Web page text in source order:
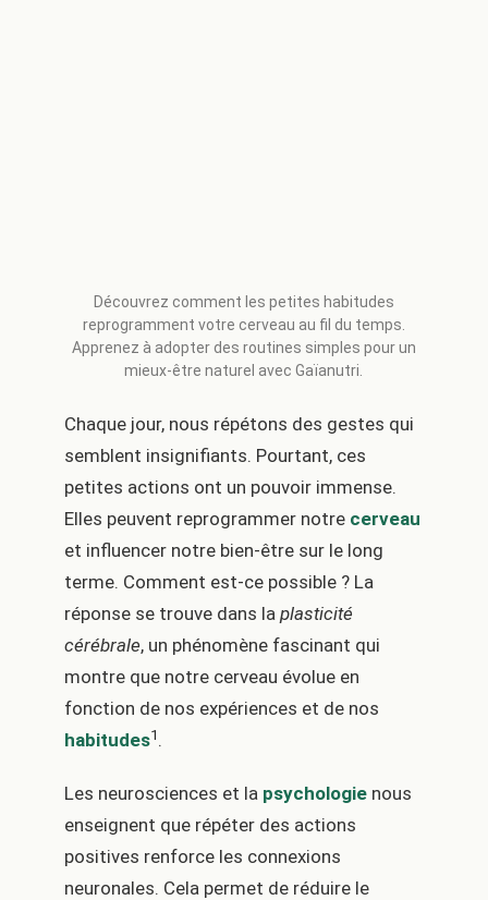
Découvrez comment les petites habitudes
reprogramment votre cerveau au fil du temps.
Apprenez à adopter des routines simples pour un
mieux-être naturel avec Gaïanutri.
Chaque jour, nous répétons des gestes qui
semblent insignifiants. Pourtant, ces
petites actions ont un pouvoir immense.
Elles peuvent reprogrammer notre cerveau
et influencer notre bien-être sur le long
terme. Comment est-ce possible ? La
réponse se trouve dans laplasticité
cérébrale, un phénomène fascinant qui
montre que notre cerveau évolue en
fonction de nos expériences et de nos
habitudes1 .
Les neurosciences et la psychologie nous
enseignent que répéter des actions
positives renforce les connexions
neuronales. Cela permet de réduire le